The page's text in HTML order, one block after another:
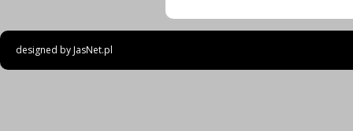
designed byJasNet.pl